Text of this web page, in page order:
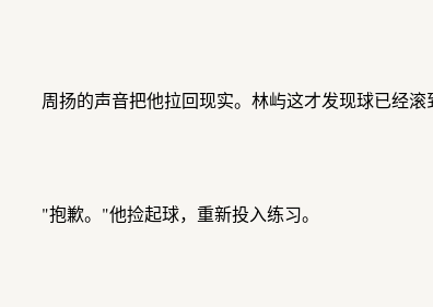
周扬的声音把他拉回现实。林屿这才发现球已经滚
"抱歉。"他捡起球，重新投入练习。